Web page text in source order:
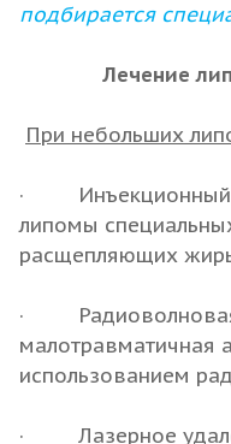
подбирается
Лечение
При небольших
· Инъекционный
липомы
расщепляющих
· Радиоволновая
малотравматичная
использованием
· Лазерное